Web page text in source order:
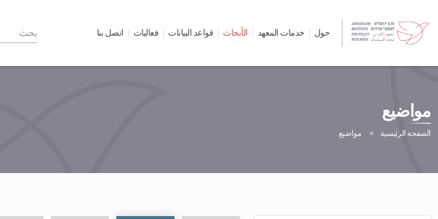
حول خدمات المعهد الأبحاث قواعد البيانات فعاليات اتصل بنا
مواضيع
الصفحة الرئيسية مواضيع